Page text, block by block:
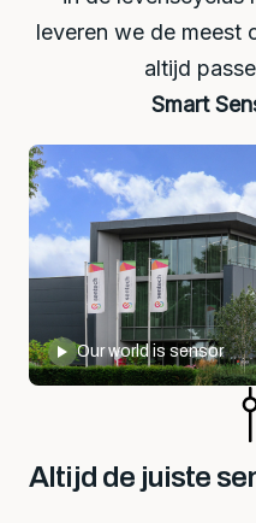
leveren we de meest
altijd
Smart
Our world is sensor
Altijd de juiste